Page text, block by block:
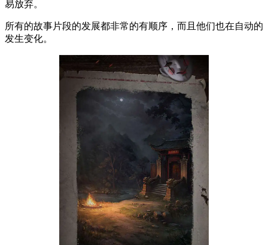
易放弃。
所有的故事片段的发展都非常的有顺序，而且他们也在自动的
发生变化。